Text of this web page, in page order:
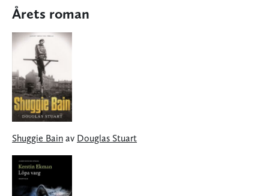
Årets roman
Shuggie Bain av Douglas Stuart